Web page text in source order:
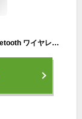
＼プレミアム版 ／ワイヤレスイヤホン イヤホン bluetooth ワイヤレス iphone typec 片耳 両耳 ノイズキャンセリング ランニング 通話 小型 通話可能 ウォークマン おしゃれ 音漏れ 音楽 カナル型 聞ける ラジオ 急速充電 ケース 長 再生 時間 仕事用 スポーツ 長時間